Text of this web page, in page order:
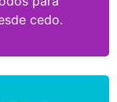
cedo.